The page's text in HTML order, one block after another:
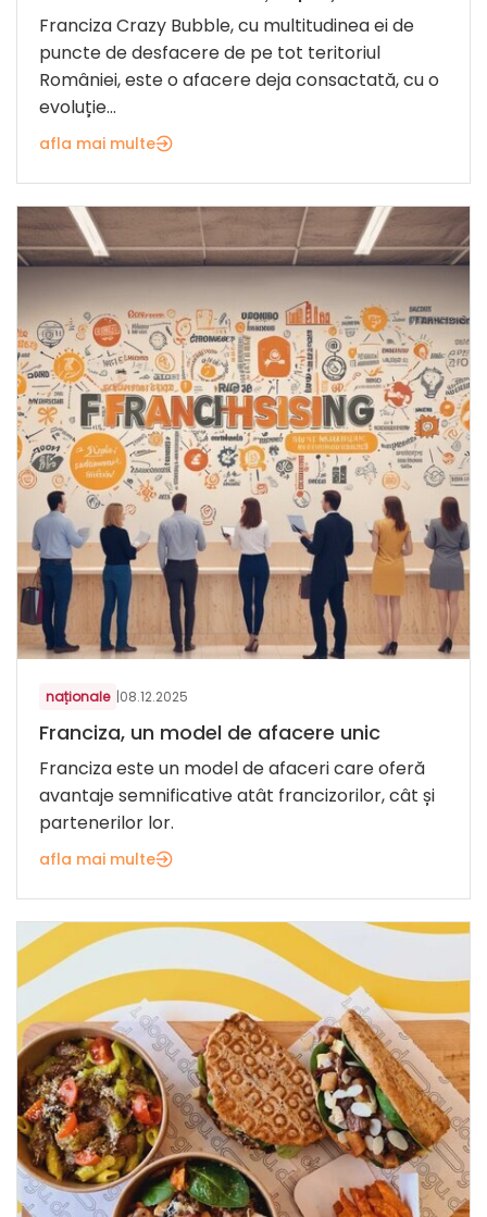
Franciza Crazy Bubble, cu multitudinea ei de
puncte de desfacere de pe tot teritoriul
României, este o afacere deja consactată, cu o
evoluție...
afla mai multe
naționale |08.12.2025
Franciza, un model de afacere unic
Franciza este un model de afaceri care oferă
avantaje semnificative atât francizorilor, cât și
partenerilor lor.
afla mai multe